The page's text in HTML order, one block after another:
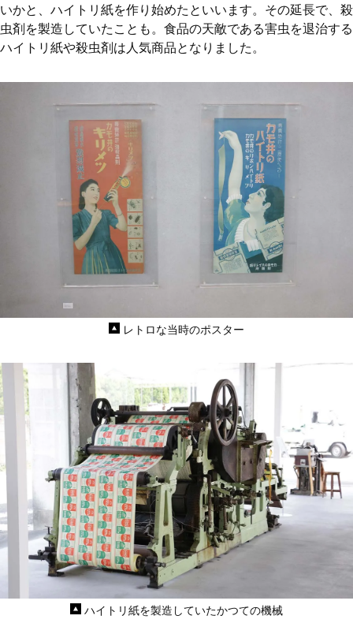
いかと、ハイトリ紙を作り始めたといいます。その延長で、殺
虫剤を製造していたことも。食品の天敵である害虫を退治する
ハイトリ紙や殺虫剤は人気商品となりました。
レトロな当時のポスター
ハイトリ紙を製造していたかつての機械